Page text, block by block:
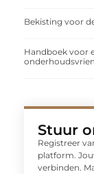
Bekisting voor
Handboek voor
Stuur
Registreer
platform.
verbinden.